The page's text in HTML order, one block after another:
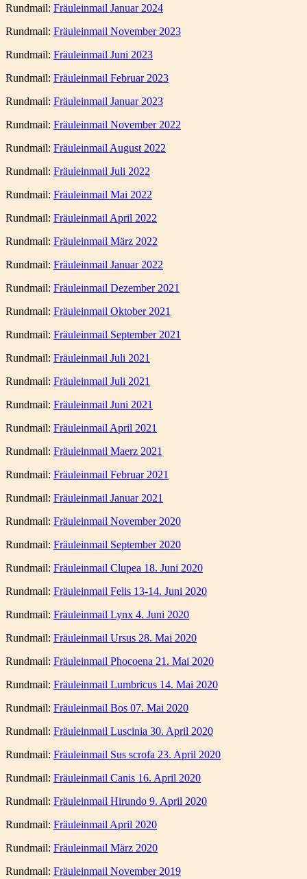
Rundmail: Fräuleinmail Januar 2024
Rundmail: Fräuleinmail November 2023
Rundmail: Fräuleinmail Juni 2023
Rundmail: Fräuleinmail Februar 2023
Rundmail: Fräuleinmail Januar 2023
Rundmail: Fräuleinmail November 2022
Rundmail: Fräuleinmail August 2022
Rundmail: Fräuleinmail Juli 2022
Rundmail: Fräuleinmail Mai 2022
Rundmail: Fräuleinmail April 2022
Rundmail: Fräuleinmail März 2022
Rundmail: Fräuleinmail Januar 2022
Rundmail: Fräuleinmail Dezember 2021
Rundmail: Fräuleinmail Oktober 2021
Rundmail: Fräuleinmail September 2021
Rundmail: Fräuleinmail Juli 2021
Rundmail: Fräuleinmail Juli 2021
Rundmail: Fräuleinmail Juni 2021
Rundmail: Fräuleinmail April 2021
Rundmail: Fräuleinmail Maerz 2021
Rundmail: Fräuleinmail Februar 2021
Rundmail: Fräuleinmail Januar 2021
Rundmail: Fräuleinmail November 2020
Rundmail: Fräuleinmail September 2020
Rundmail: Fräuleinmail Clupea 18. Juni 2020
Rundmail: Fräuleinmail Felis 13-14. Juni 2020
Rundmail: Fräuleinmail Lynx 4. Juni 2020
Rundmail: Fräuleinmail Ursus 28. Mai 2020
Rundmail: Fräuleinmail Phocoena 21. Mai 2020
Rundmail: Fräuleinmail Lumbricus 14. Mai 2020
Rundmail: Fräuleinmail Bos 07. Mai 2020
Rundmail: Fräuleinmail Luscinia 30. April 2020
Rundmail: Fräuleinmail Sus scrofa 23. April 2020
Rundmail: Fräuleinmail Canis 16. April 2020
Rundmail: Fräuleinmail Hirundo 9. April 2020
Rundmail: Fräuleinmail April 2020
Rundmail: Fräuleinmail März 2020
Rundmail: Fräuleinmail November 2019